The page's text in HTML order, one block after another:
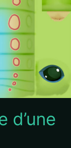
d’une